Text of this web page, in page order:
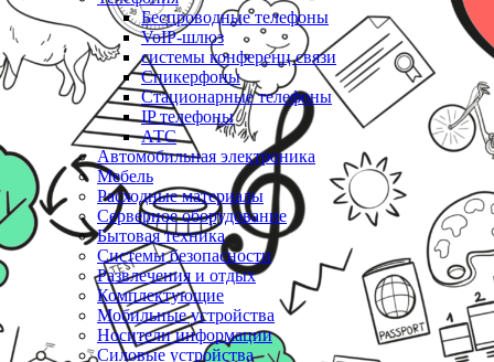
Беспроводные телефоны
VoIP-шлюз
системы конференц связи
Спикерфоны
Стационарные телефоны
IP телефоны
АТС
Автомобильная электроника
Мебель
Расходные материалы
Серверное оборудование
Бытовая техника
Системы безопасности
Развлечения и отдых
Комплектующие
Мобильные устройства
Носители информации
Силовые устройства